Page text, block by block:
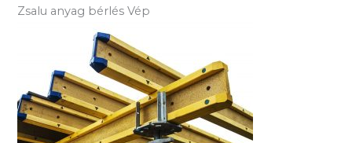
Zsalu anyag bérlés Vép